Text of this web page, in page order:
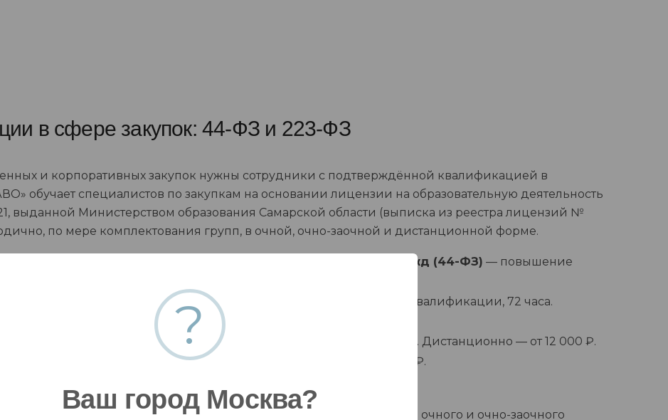
в сфере закупок: 44-ФЗ и 223-ФЗ
и корпоративных закупок нужны сотрудники с подтверждённой квалификацией в
обучает специалистов по закупкам на основании лицензии на образовательную деятельность
выданной Министерством образования Самарской области (выписка из реестра лицензий №
по мере комплектования групп, в очной, очно-заочной и дистанционной форме.
для обеспечения государственных и муниципальных нужд (44-ФЗ) — повышение
Дистанционно — от 6 000 ₽.
отдельными видами юридических лиц (223-ФЗ)
— повышение квалификации, 72 часа.
переподготовка, 256 часов, документ бессрочный. Дистанционно — от 12 000 ₽.
— повышение квалификации, 18 часов. Дистанционно — от 2 800 ₽.
редакция — в прайс-листе на образовательные услуги
. Стоимость очного и очно-заочного
?
Ваш город Москва?